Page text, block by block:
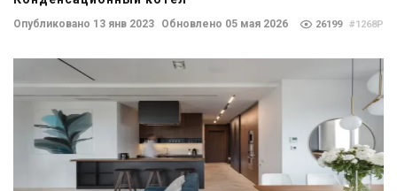
Опубликовано 13 янв 2023 Обновлено 05 мая 2026 26199 #1268P